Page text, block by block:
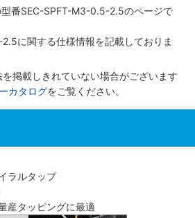
番SEC-SPFT-M3-0.5-2.5のページで
に関する仕様情報を記載しておりま
掲載しきれていない場合がございます
カタログをご覧ください。
ラルタップ
産タッピングに最適